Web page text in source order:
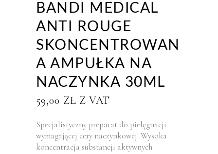
BANDI MEDICAL
ANTI ROUGE
SKONCENTROWAN
A AMPUŁKA NA
NACZYNKA 30ML
59,00 ZŁ Z VAT
Specjalistyczny preparat do pielęgnacji
wymagającej cery naczynkowej. Wysoka
koncentracja substancji aktywnych